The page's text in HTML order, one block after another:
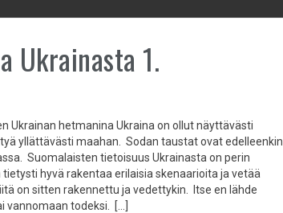
Ukrainasta 1.
Ukrainan hetmanina Ukraina on ollut näyttävästi
yllättävästi maahan. Sodan taustat ovat edelleenkin
Suomalaisten tietoisuus Ukrainasta on perin
hyvä rakentaa erilaisia skenaarioita ja vetää
on sitten rakennettu ja vedettykin. Itse en lähde
vannomaan todeksi. […]